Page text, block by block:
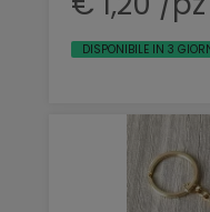
DISPONIBILE IN 3